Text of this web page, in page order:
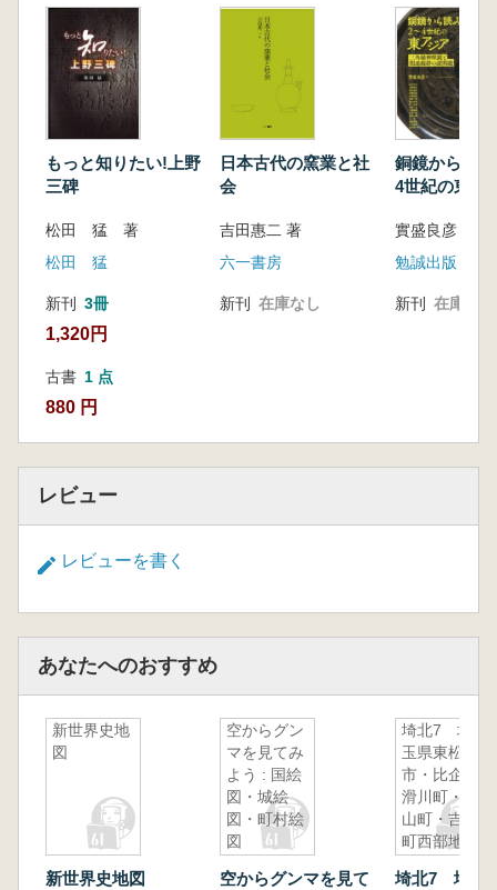
もっと知りたい!上野
三碑
松田 猛 著
松田 猛
新刊 3冊
1,320円
古書 1 点
880 円
日本古代の窯業と社
会
吉田惠二 著
六一書房
新刊 在庫なし
銅鏡から読
4世紀の東ア
實盛良彦 編集
勉誠出版
新刊 在庫なし
レビュー
レビューを書く
あなたへのおすすめ
新世界史地
図
新世界史地図
空からグン
マを見てみ
よう : 国絵
図・城絵
図・町村絵
図
空からグンマを見て
埼北7 埼
玉県東松山
市・比企郡
滑川町・嵐
山町・吉見
町西部地区
埼北7 埼玉